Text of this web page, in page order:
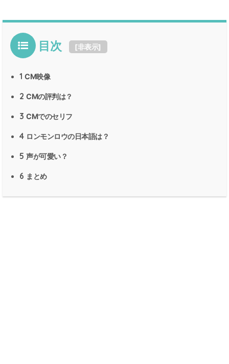
目次 [非表示]
1 CM映像
2 CMの評判は？
3 CMでのセリフ
4 ロンモンロウの日本語は？
5 声が可愛い？
6 まとめ